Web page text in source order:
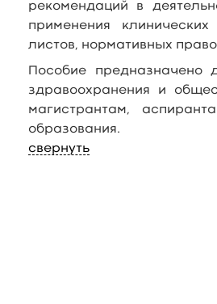
рекомендаций в
применения
листов, нормативных
Пособие
здравоохранения и
магистрантам,
образования.
свернуть